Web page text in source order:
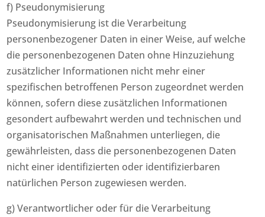
f) Pseudonymisierung
Pseudonymisierung ist die Verarbeitung
personenbezogener Daten in einer Weise, auf welche
die personenbezogenen Daten ohne Hinzuziehung
zusätzlicher Informationen nicht mehr einer
spezifischen betroffenen Person zugeordnet werden
können, sofern diese zusätzlichen Informationen
gesondert aufbewahrt werden und technischen und
organisatorischen Maßnahmen unterliegen, die
gewährleisten, dass die personenbezogenen Daten
nicht einer identifizierten oder identifizierbaren
natürlichen Person zugewiesen werden.
g) Verantwortlicher oder für die Verarbeitung